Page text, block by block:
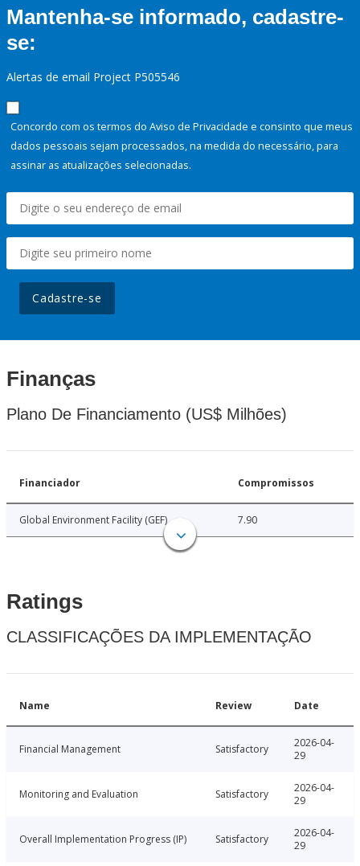
Mantenha-se informado, cadastre-
se:
Alertas de email Project P505546
Concordo com os termos do Aviso de Privacidade e consinto que meus
dados pessoais sejam processados, na medida do necessário, para
assinar as atualizações selecionadas.
Cadastre-se
Finanças
Plano De Financiamento (US$ Milhões)
Financiador Compromissos
Global Environment Facility (GEF) 7.90
Ratings
CLASSIFICAÇÕES DA IMPLEMENTAÇÃO
Name Review Date
Financial Management Satisfactory
2026-04-
29
Monitoring and Evaluation Satisfactory
2026-04-
29
Overall Implementation Progress (IP) Satisfactory
2026-04-
29